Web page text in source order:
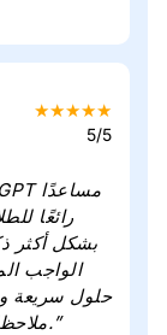
★★★★★
5/5
رائعًا
بشكل أكثر
الواجب
حلول سريعة
ملاحظاتي التعليمية، وأنا معجب بدقته ووضوحه.”